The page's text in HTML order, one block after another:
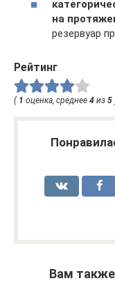
на
резервуар
Рейтинг
( 1 оценка, среднее 4 из 5
Вам